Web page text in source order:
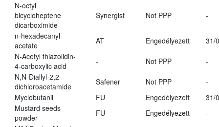
N-octyl
bicycloheptene
dicarboximide
Synergist Not PPP -
n-hexadecanyl
acetate
AT Engedélyezett
31/
N-Acetyl thiazolidin-
4-carboxylic acid
- Not PPP
-
N,N-Diallyl-2,2-
dichloroacetamide
Safener Not PPP
-
Myclobutanil
FU Engedélyezett
31/
Mustard seeds
powder
FU Engedélyezett
-